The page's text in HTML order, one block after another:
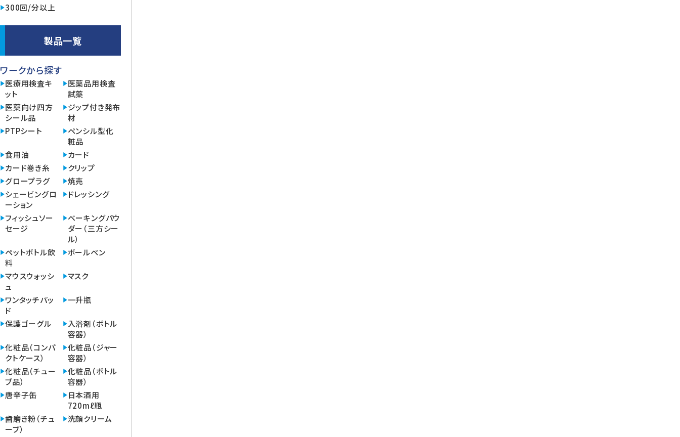
300回/分以上
製品一覧
ワークから探す
医療用検査キ
ット
医薬品用検査
試薬
医薬向け四方
シール品
ジップ付き発布
材
PTPシート
ペンシル型化
粧品
食用油
カード
カード巻き糸
クリップ
グロープラグ
焼売
シェービングロ
ーション
ドレッシング
フィッシュソー
セージ
ベーキングパウ
ダー（三方シー
ル）
ペットボトル飲
料
ボールペン
マウスウォッシ
ュ
マスク
ワンタッチパッ
ド
一升瓶
保護ゴーグル
入浴剤（ボトル
容器）
化粧品（コンパ
クトケース）
化粧品（ジャー
容器）
化粧品（チュー
ブ品）
化粧品（ボトル
容器）
唐辛子缶
日本酒用
720mℓ瓶
歯磨き粉（チュ
ーブ）
洗顔クリーム